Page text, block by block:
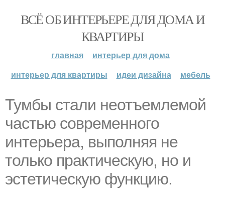
ВСЁ ОБ ИНТЕРЬЕРЕ ДЛЯ ДОМА И
КВАРТИРЫ
главная
интерьер для дома
интерьер для квартиры
идеи дизайна мебель
Тумбы стали неотъемлемой
частью современного
интерьера, выполняя не
только практическую, но и
эстетическую функцию.